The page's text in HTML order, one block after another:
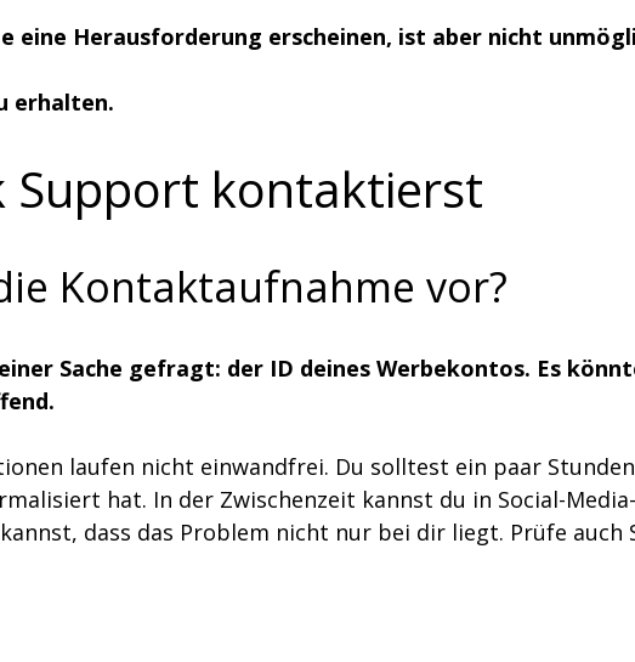
eine Herausforderung erscheinen, ist aber nicht
erhalten.
Support kontaktierst
Kontaktaufnahme vor?
Sache gefragt: der ID deines Werbekontos. Es
laufen nicht einwandfrei. Du solltest ein paar
hat. In der Zwischenzeit kannst du in Social-
dass das Problem nicht nur bei dir liegt. Prüfe auch